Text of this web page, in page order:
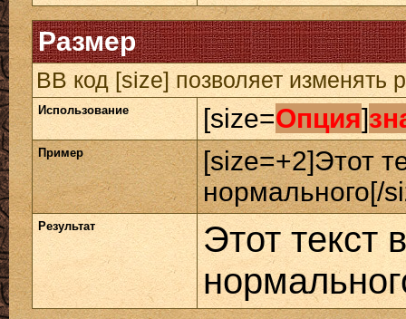
Размер
BB код [size] позволяет изменять
Использование [size=Опция]
Пример
[size=+2]Этот
нормального[/
Результат
Этот текст